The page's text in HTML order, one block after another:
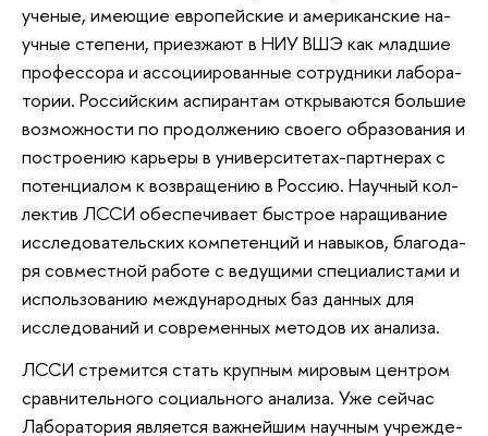
уче­ные, име­ю­щие ев­ро­пей­ские и аме­ри­кан­ские на­
уч­ные сте­пе­ни, при­ез­жа­ют в НИУ ВШЭ как млад­шие
про­фес­со­ра и ас­со­ци­и­ро­ван­ные со­труд­ни­ки ла­бо­ра­
то­рии. Рос­сий­ским ас­пи­ран­там от­кры­ва­ют­ся боль­шие
возможно­сти по про­дол­же­нию сво­е­го об­ра­зо­ва­ния и
по­стро­е­нию ка­рье­ры в уни­вер­си­те­тах-парт­не­рах с
по­тен­ци­а­лом к воз­вра­ще­нию в Рос­сию. На­уч­ный кол­
лек­тив ЛССИ обес­пе­чи­ва­ет быст­рое на­ра­щи­ва­ние
ис­сле­до­ва­тель­ских ком­пе­тен­ций и на­вы­ков, бла­го­да­
ря сов­мест­ной ра­бо­те с ве­ду­щи­ми спе­ци­а­ли­ста­ми и
ис­поль­зо­ва­нию меж­ду­на­род­ных баз дан­ных для
исследо­ва­ний и со­вре­мен­ных ме­то­дов их ана­ли­за.
ЛССИ стре­мит­ся стать круп­ным ми­ро­вым цен­тром
срав­ни­тель­но­го со­ци­аль­но­го ана­ли­за. Уже сей­час
Ла­бо­ра­то­рия яв­ля­ет­ся важ­ней­шим на­уч­ным учре­жде­